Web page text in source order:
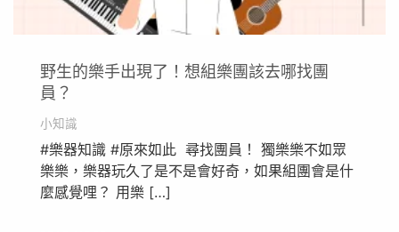
野生的樂手出現了！想組樂團該去哪找團
員？
小知識
#樂器知識 #原來如此 尋找團員！ 獨樂樂不如眾
樂樂，樂器玩久了是不是會好奇，如果組團會是什
麼感覺哩？ 用樂 […]